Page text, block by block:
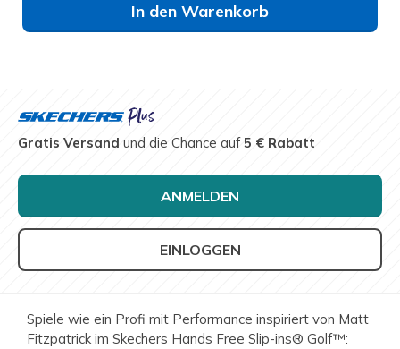
In den Warenkorb
Gratis Versand und die Chance auf5 € Rabatt
ANMELDEN
EINLOGGEN
Spiele wie ein Profi mit Performance inspiriert von Matt
Fitzpatrick im Skechers Hands Free Slip-ins® Golf™: